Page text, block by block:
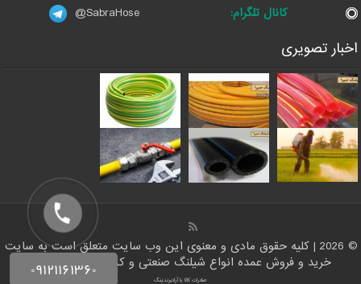
کانال تلگرام:
@SabraHose
اخبار تصویری
© 2026 | کلیه حقوق مادی و معنوی این وب سایت متعلق است به سایت
خرید و فروش عمده انواع شیلنگ صنعتی و کشاورزی | شلنگ ها
صادرات کالا با آرادبرندینگ